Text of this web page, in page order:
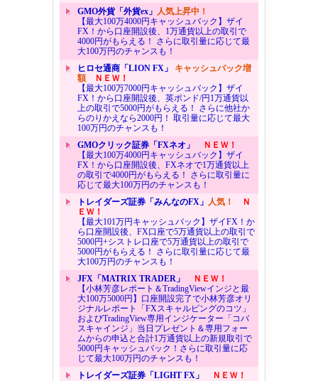
GMO外貨「外貨ex」 人気上昇中！
【最大100万4000円キャッシュバック】ザイ
FX！から口座開設後、1万通貨以上の取引で
4000円がもらえる！ さらに取引量に応じて最
大100万円のチャンスも！
ヒロセ通商「LION FX」 キャッシュバック増
額ＮＥＷ！
【最大100万7000円キャッシュバック】ザイ
FX！から口座開設後、英ポンド/円1万通貨以
上の取引で5000円がもらえる！ さらに他社か
らのりかえなら2000円！ 取引量に応じて最大
100万円のチャンスも！
GMOクリック証券「FXネオ」
ＮＥＷ！
【最大100万4000円キャッシュバック】ザイ
FX！から口座開設後、FXネオで1万通貨以上
の取引で4000円がもらえる！ さらに取引量に
応じて最大100万円のチャンスも！
トレイダーズ証券「みんなのFX」 人気！
Ｎ
ＥＷ！
【最大101万円キャッシュバック】ザイFX！か
ら口座開設後、FX口座で5万通貨以上の取引で
5000円+シストレ口座で5万通貨以上の取引で
5000円がもらえる！ さらに取引量に応じて最
大100万円のチャンスも！
JFX「MATRIX TRADER」
ＮＥＷ！
【小林芳彦レポート＆TradingViewインジと最
大100万5000円】口座開設完了で小林芳彦オリ
ジナルレポート「FXスキャルピングのコツ」
およびTradingView専用インジケーター「コバ
スキャインジ」当日プレゼント＆専用フォー
ムからの申込と合計1万通貨以上の新規取引で
5000円キャッシュバック！さらに取引量に応
じて最大100万円のチャンスも！
トレイダーズ証券「LIGHT FX」
ＮＥＷ！